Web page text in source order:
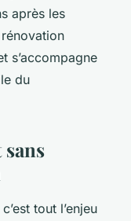
après les
s’accompagne
du
tout l’enjeu